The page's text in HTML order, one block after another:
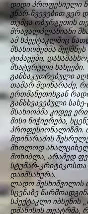
დიდი პროფესიული
უნარ-ჩვევებით ვერ
თუმცა ოზურგეთის
მრავალპლანიანი
ამ სპექტაკლშიც
მსახიობებმა
ტიპაჟები,
მხატვრული სახეები.
განსაკუთრებული
თამარ მდინარაძე,
ერთმანეთისგან
განსხვავებული სახე-
მსახიობმა კიდევ
მისი ნიჭიერება,
პროფესიონალიზმი.
მდინარაძის
მხოლოდ
მოხიბლა, არამედ
სტუმარ-კრიტიკოსთა
დაიმსახურა.
ლადო მესხიშვილის
სცენაზე
სპექტაკლი იბსენის
დმანისის თეატრმა,